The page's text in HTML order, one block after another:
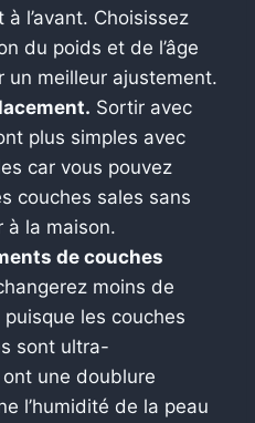
l’avant. Choisissez
du poids et de l’âge
un meilleur ajustement.
Sortir avec
plus simples avec
car vous pouvez
couches sales sans
à la maison.
de couches
moins de
puisque les couches
sont ultra-
une doublure
l’humidité de la peau